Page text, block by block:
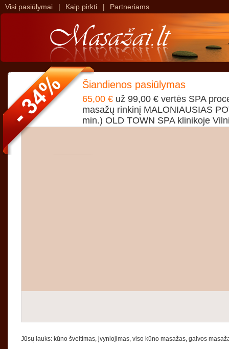
Visi pasiūlymai | Kaip pirkti | Partneriams
Šiandienos pasiūlymas
65,00 € už 99,00 € vertės SPA
masažų rinkinį MALONIAUSIAS
min.) OLD TOWN SPA klinikoje
Jūsų lauks: kūno šveitimas, įvyniojimas, viso kūno masažas, galvos